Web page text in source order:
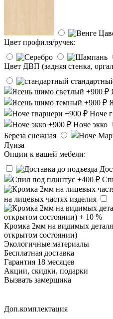
Цвет профиля/ручек:
Цвет ДВП (задняя стенка,
Ноче
Ноче экко
Береза снежная
Луиза
Опции к вашей мебели:
на лицевых частях изделия
Кромка 2мм на видимых
открытом состоянии)
Экологичные материалы
Бесплатная доставка
Гарантия 18 месяцев
Акции, скидки, подарки
Вызвать замерщика
Доп.комплектация